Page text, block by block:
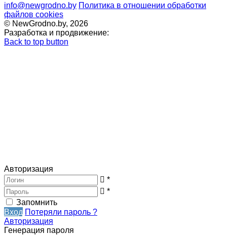
info@newgrodno.by Политика в отношении обработки
файлов cookies
© NewGrodno.by, 2026
Разработка и продвижение:
Back to top button
Авторизация
*
*
Запомнить
Вход Потеряли пароль ?
Авторизация
Генерация пароля